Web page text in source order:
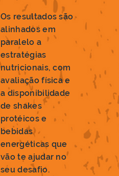
Os resultados são
alinhados em
paralelo a
estratégias
nutricionais, com
avaliação física e
a disponibilidade
de shakes
protéicos e
bebidas
energéticas que
vão te ajudar no
seu desafio.